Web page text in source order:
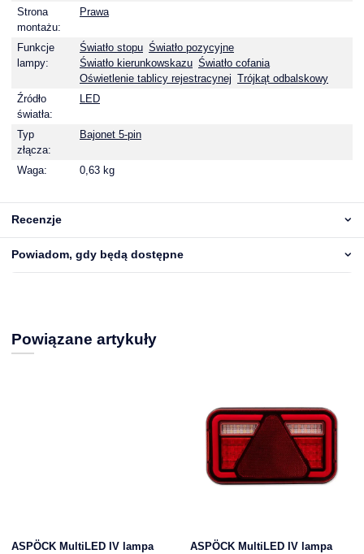
Strona
montażu:
Prawa
Funkcje
lampy:
Światło stopu Światło pozycyjne
Światło kierunkowskazu Światło cofania
Oświetlenie tablicy rejestracynej Trójkąt odbalskowy
Źródło
światła:
LED
Typ
złącza:
Bajonet 5-pin
Waga: 0,63 kg
Recenzje
Powiadom, gdy będą dostępne
Powiązane artykuły
ASPÖCK MultiLED IV lampa
ASPÖCK MultiLED IV lampa